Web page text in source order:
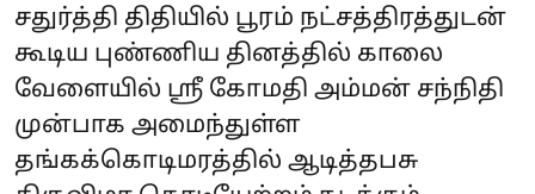
சதுர்த்தி திதியில் பூரம் நட்சத்திரத்துடன்
கூடிய புண்ணிய தினத்தில் காலை
வேளையில் ஸ்ரீ கோமதி அம்மன் சந்நிதி
முன்பாக அமைந்துள்ள
தங்கக்கொடிமரத்தில் ஆடித்தபசு